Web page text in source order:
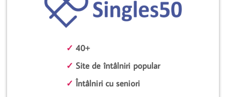
✓ 40+
✓ Site de întâlniri popular
✓ Întâlniri cu seniori